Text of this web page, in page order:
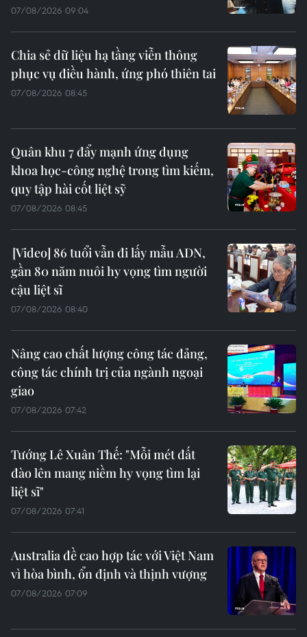
07/08/2026 09:04
Chia sẻ dữ liệu hạ tầng viễn thông
phục vụ điều hành, ứng phó thiên tai
07/08/2026 08:45
Quân khu 7 đẩy mạnh ứng dụng
khoa học-công nghệ trong tìm kiếm,
quy tập hài cốt liệt sỹ
07/08/2026 08:45
86 tuổi vẫn đi lấy mẫu ADN,
gần 80 năm nuôi hy vọng tìm người
cậu liệt sĩ
07/08/2026 08:40
Nâng cao chất lượng công tác đảng,
công tác chính trị của ngành ngoại
giao
07/08/2026 07:42
Tướng Lê Xuân Thế: "Mỗi mét đất
đào lên mang niềm hy vọng tìm lại
liệt sĩ"
07/08/2026 07:41
Australia đề cao hợp tác với Việt Nam
vì hòa bình, ổn định và thịnh vượng
07/08/2026 07:09